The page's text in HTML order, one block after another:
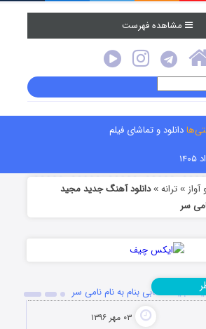
مشاهده فهرست
دانلود و تماشای فیلم
»ترانه »دانلود آهنگ جدید مجید
سر
مجید اخشابی بنام به نام نامی سر
۰۳ مهر ۱۳۹۶